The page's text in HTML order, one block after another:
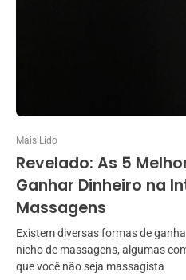
Mais Lido
Revelado: As 5
Ganhar Dinheiro na
Massagens
Existem diversas formas de
nicho de massagens, algumas
que você não seja massagista